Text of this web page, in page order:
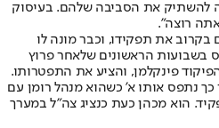
להשתיק את הסביבה שלהם. בעיסוק
רוצה".
בקרוב את תפקידו, וכבר מונה לו
בשבועות הראשונים שלאחר פרוץ
פינקלמן, והציע את התפטרותו.
נתפס אותו א' כשהוא מנהל רומן עם
הוא מכהן כעת כנציג צה"ל במערך